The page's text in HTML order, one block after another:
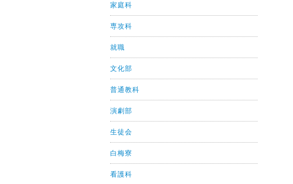
家庭科
専攻科
就職
文化部
普通教科
演劇部
生徒会
白梅寮
看護科